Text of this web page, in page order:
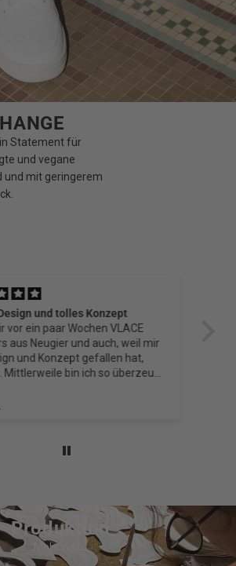
Statement für
und vegane
und mit geringerem
und tolles Konzept
vor ein paar Wochen VLACE
aus Neugier und auch, weil mir
und Konzept gefallen hat,
bin ich so überzeugt,
Produktion
Mehr dazu